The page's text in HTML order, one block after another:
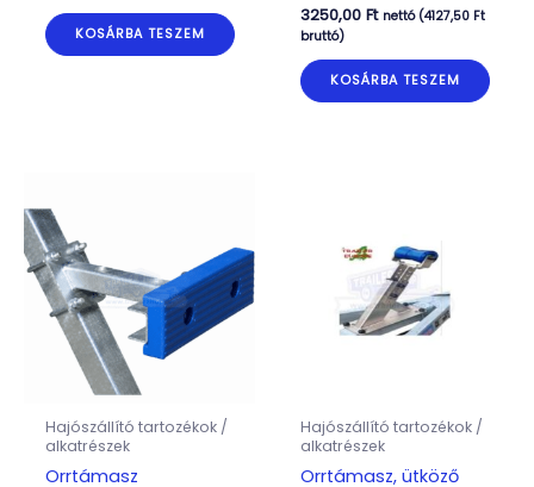
KOSÁRBA TESZEM
3250,00 Ft nettó (4127,50 Ft
bruttó)
KOSÁRBA TESZEM
Hajószállító tartozékok /
alkatrészek
Orrtámasz
Hajószállító tartozékok /
alkatrészek
Orrtámasz, ütköző